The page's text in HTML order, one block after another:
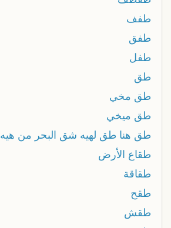
طفف
طفق
طفل
طق
طق مخي
طق ميخي
طق هنا طق لهيه شق البحر من هيه
طقاع الأرض
طقاقة
طقح
طقش